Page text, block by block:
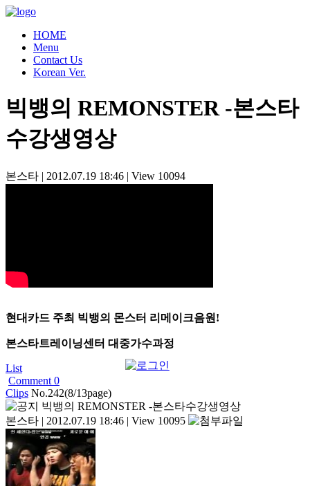
HOME
Menu
Contact Us
Korean Ver.
빅뱅의 REMONSTER -본스타
수강생영상
본스타 | 2012.07.19 18:46 | View 10094
현대카드 주최 빅뱅의 몬스터 리메이크음원!
본스타트레이닝센터 대중가수과정
List
Comment 0
Clips No.242(8/13page)
빅뱅의 REMONSTER -본스타수강생영상
본스타 | 2012.07.19 18:46 | View 10095